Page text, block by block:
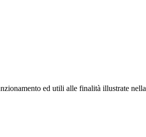
ed utili alle finalità illustrate nella